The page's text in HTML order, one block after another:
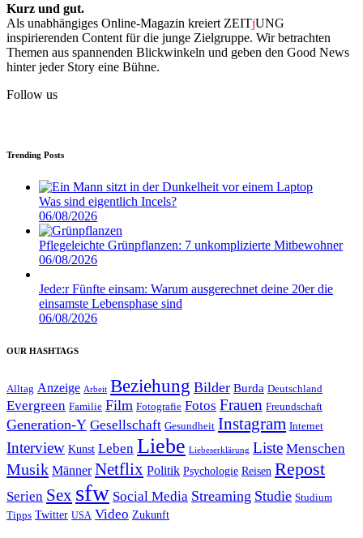
Kurz und gut.
Als unabhängiges Online-Magazin kreiert ZEITjUNG
inspirierenden Content für die junge Zielgruppe. Wir betrachten
Themen aus spannenden Blickwinkeln und geben den Good News
hinter jeder Story eine Bühne.
Follow us
Trending Posts
Was sind eigentlich Incels?
06/08/2026
Pflegeleichte Grünpflanzen: 7 unkomplizierte Mitbewohner
06/08/2026
Jede:r Fünfte einsam: Warum ausgerechnet deine 20er die
einsamste Lebensphase sind
06/08/2026
OUR HASHTAGS
Alltag Anzeige Arbeit Beziehung Bilder Burda Deutschland
Evergreen Familie Film Fotografie Fotos Frauen Freundschaft
Generation-Y Gesellschaft Gesundheit Instagram Internet
Interview Kunst Leben Liebe Liebeserklärung Liste Menschen
Musik Männer Netflix Politik Psychologie Reisen Repost
Serien Sex sfw Social Media Streaming Studie Studium
Tipps Twitter USA Video Zukunft